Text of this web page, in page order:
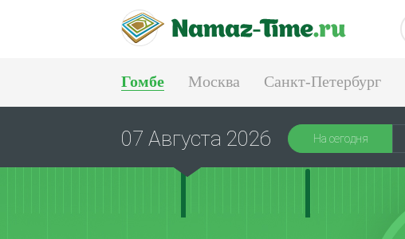
Гомбе Москва Санкт-Петербург
07 Августа 2026 На сегодня